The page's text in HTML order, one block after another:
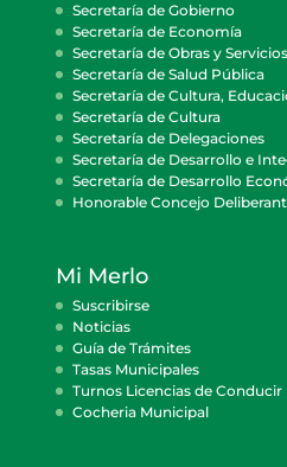
Secretaría de Gobierno
Secretaría de Economía
Secretaría de Obras y
Secretaría de Salud Pública
Secretaría de Cultura,
Secretaría de Cultura
Secretaría de Delegaciones
Secretaría de Desarrollo e
Secretaría de Desarrollo
Honorable Concejo
Mi Merlo
Suscribirse
Noticias
Guía de Trámites
Tasas Municipales
Turnos Licencias de Conducir
Cocheria Municipal